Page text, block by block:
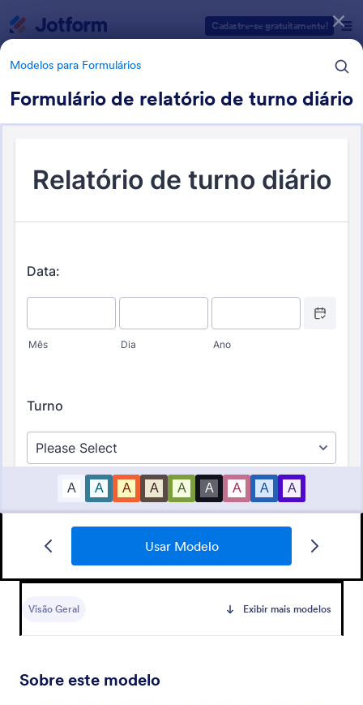
Cadastre-se gratuitamente!
Modelos para Formulários
Formulário de relatório de turno diário
Usar Modelo
Visão Geral Exibir mais modelos
Sobre este modelo
Modelos para Formulários
Português forma que recolhe as informações dos
Go to Category:
Modelos de Formulários para Matrícula em
Categorias de Modelos para Formulários